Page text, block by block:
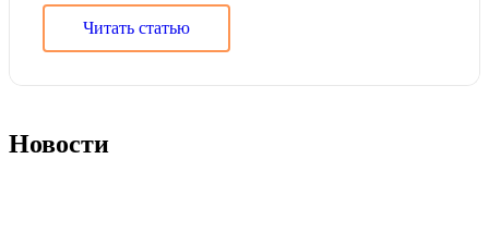
Читать статью
Новости